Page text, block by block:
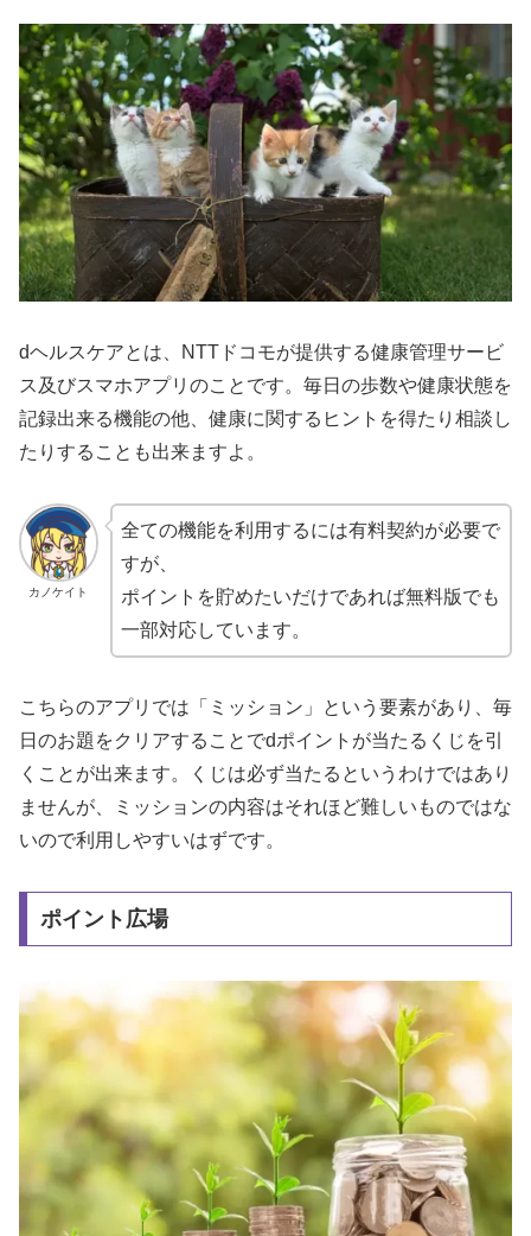
dヘルスケアとは、NTTドコモが提供する健康管理サービ
ス及びスマホアプリのことです。毎日の歩数や健康状態を
記録出来る機能の他、健康に関するヒントを得たり相談し
たりすることも出来ますよ。
カノケイト
全ての機能を利用するには有料契約が必要で
すが、
ポイントを貯めたいだけであれば無料版でも
一部対応しています。
こちらのアプリでは「ミッション」という要素があり、毎
日のお題をクリアすることでdポイントが当たるくじを引
くことが出来ます。くじは必ず当たるというわけではあり
ませんが、ミッションの内容はそれほど難しいものではな
いので利用しやすいはずです。
ポイント広場